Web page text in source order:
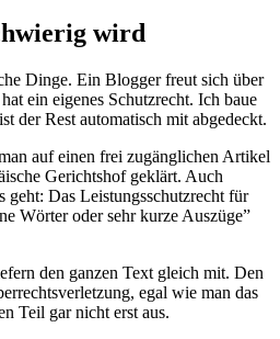
wird
Dinge. Ein Blogger freut sich über
ein eigenes Schutzrecht. Ich baue
der Rest automatisch mit abgedeckt.
auf einen frei zugänglichen Artikel
Gerichtshof geklärt. Auch
Das Leistungsschutzrecht für
Wörter oder sehr kurze Auszüge”
den ganzen Text gleich mit. Den
egal wie man das
Teil gar nicht erst aus.